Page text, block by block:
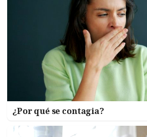
¿Por qué se contagia?